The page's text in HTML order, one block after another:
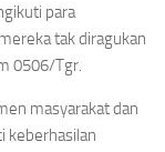
para
tak diragukan
0506/Tgr.
masyarakat dan
keberhasilan